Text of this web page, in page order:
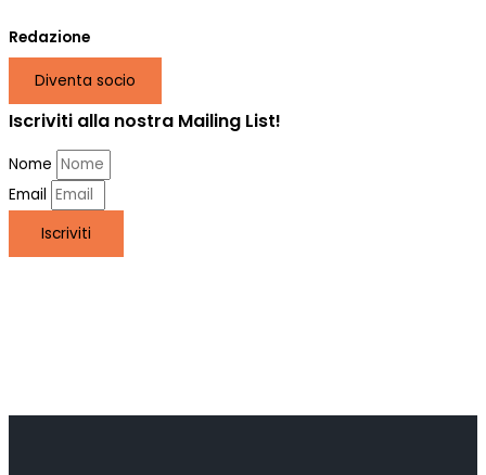
Redazione
Diventa socio
Iscriviti alla nostra Mailing List!
Nome
Email
Iscriviti